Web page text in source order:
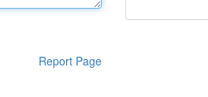
Report Page